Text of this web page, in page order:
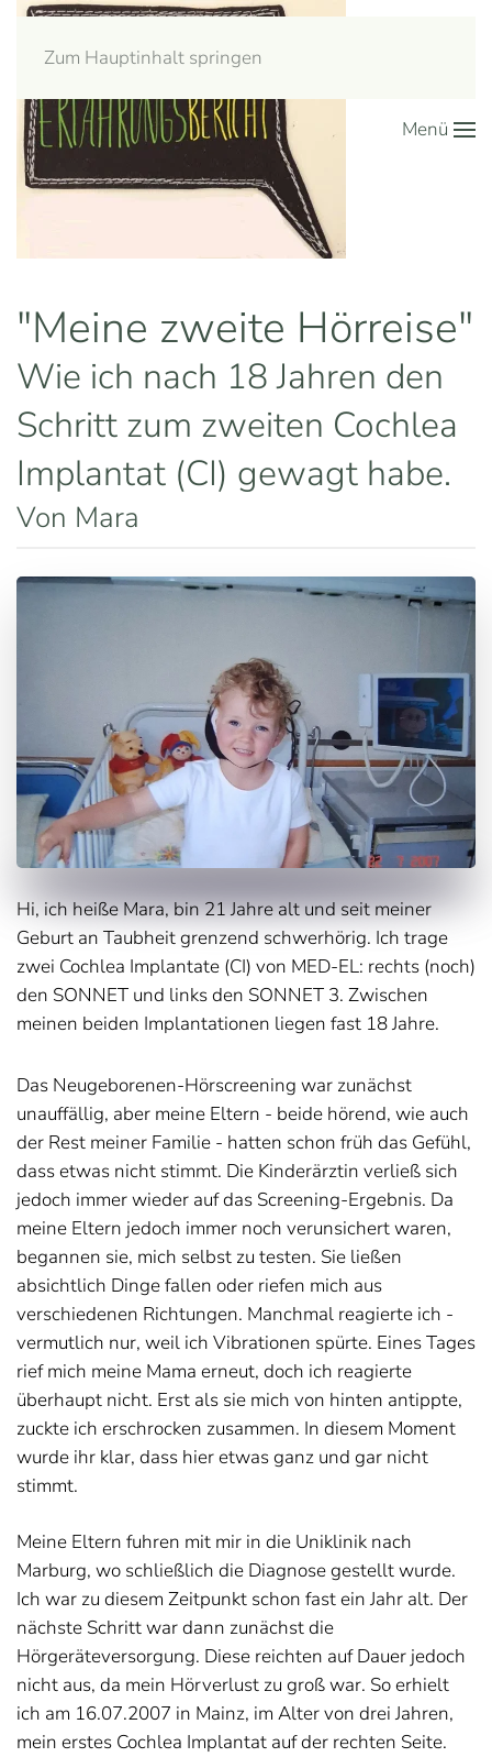
Zum Hauptinhalt springen
Menü
"Meine zweite Hörreise"
Wie ich nach 18 Jahren den
Schritt zum zweiten Cochlea
Implantat (CI) gewagt habe.
Von Mara
Hi, ich heiße Mara, bin 21 Jahre alt und seit meiner
Geburt an Taubheit grenzend schwerhörig. Ich trage
zwei Cochlea Implantate (CI) von MED-EL: rechts (noch)
den SONNET und links den SONNET 3. Zwischen
meinen beiden Implantationen liegen fast 18 Jahre.
Das Neugeborenen-Hörscreening war zunächst
unauffällig, aber meine Eltern - beide hörend, wie auch
der Rest meiner Familie - hatten schon früh das Gefühl,
dass etwas nicht stimmt. Die Kinderärztin verließ sich
jedoch immer wieder auf das Screening-Ergebnis. Da
meine Eltern jedoch immer noch verunsichert waren,
begannen sie, mich selbst zu testen. Sie ließen
absichtlich Dinge fallen oder riefen mich aus
verschiedenen Richtungen. Manchmal reagierte ich -
vermutlich nur, weil ich Vibrationen spürte. Eines Tages
rief mich meine Mama erneut, doch ich reagierte
überhaupt nicht. Erst als sie mich von hinten antippte,
zuckte ich erschrocken zusammen. In diesem Moment
wurde ihr klar, dass hier etwas ganz und gar nicht
stimmt.
Meine Eltern fuhren mit mir in die Uniklinik nach
Marburg, wo schließlich die Diagnose gestellt wurde.
Ich war zu diesem Zeitpunkt schon fast ein Jahr alt. Der
nächste Schritt war dann zunächst die
Hörgeräteversorgung. Diese reichten auf Dauer jedoch
nicht aus, da mein Hörverlust zu groß war. So erhielt
ich am 16.07.2007 in Mainz, im Alter von drei Jahren,
mein erstes Cochlea Implantat auf der rechten Seite.